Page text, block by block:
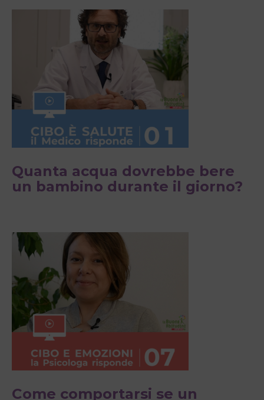
Quanta acqua dovrebbe bere
un bambino durante il giorno?
Come comportarsi se un